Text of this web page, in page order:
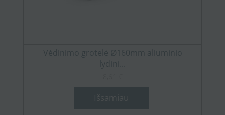
Vėdinimo grotelė Ø160mm aliuminio
lydini...
Išsamiau